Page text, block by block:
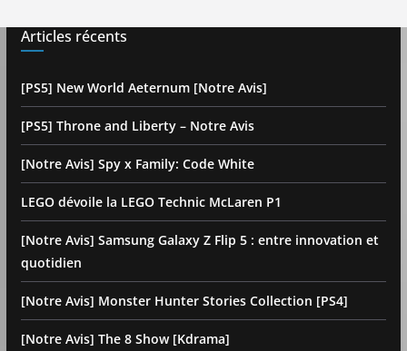
Articles récents
[PS5] New World Aeternum [Notre Avis]
[PS5] Throne and Liberty – Notre Avis
[Notre Avis] Spy x Family: Code White
LEGO dévoile la LEGO Technic McLaren P1
[Notre Avis] Samsung Galaxy Z Flip 5 : entre innovation et
quotidien
[Notre Avis] Monster Hunter Stories Collection [PS4]
[Notre Avis] The 8 Show [Kdrama]